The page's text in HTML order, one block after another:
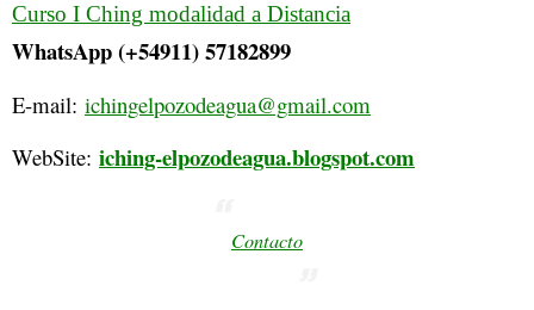
Curso I Ching modalidad a Distancia
WhatsApp (+54911) 57182899
E-mail: ichingelpozodeagua@gmail.com
WebSite: iching-elpozodeagua.blogspot.com
Contacto